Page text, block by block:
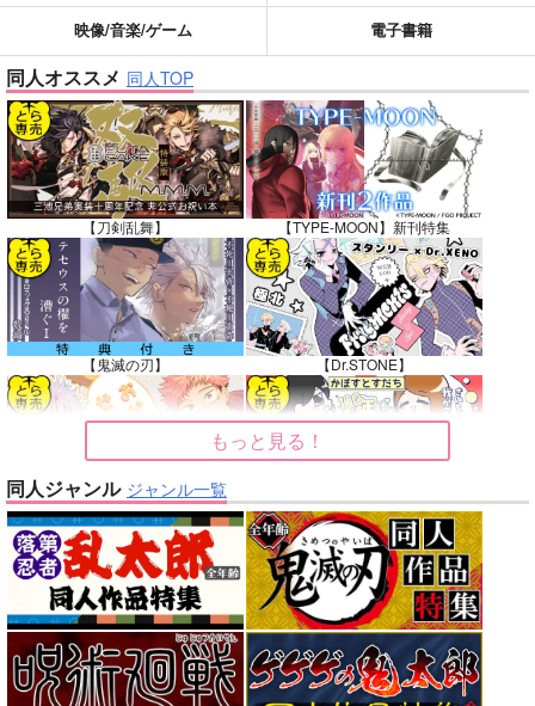
全てのお知らせを見る
映像/音楽/ゲーム 電子書籍
同人オススメ 同人TOP
【刀剣乱舞】 【TYPE-MOON】新刊特集
【鬼滅の刃】 【Dr.STONE】
【呪術廻戦】 【オリジナル】
【東京卍リベンジャーズ】 【刀剣乱舞】
もっと見る！
同人ジャンル ジャンル一覧